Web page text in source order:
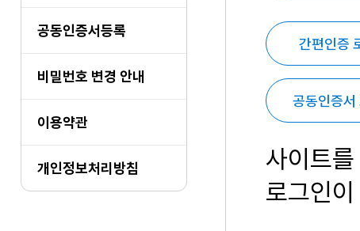
공동인증서등록
비밀번호 변경 안내
이용약관
개인정보처리방침
간편인증
공동인증서
사이트를
로그인